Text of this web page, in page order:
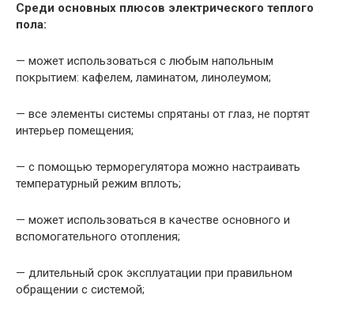
Среди основных плюсов электрического теплого
пола:
— может использоваться с любым напольным
покрытием: кафелем, ламинатом, линолеумом;
— все элементы системы спрятаны от глаз, не портят
интерьер помещения;
— с помощью терморегулятора можно настраивать
температурный режим вплоть;
— может использоваться в качестве основного и
вспомогательного отопления;
— длительный срок эксплуатации при правильном
обращении с системой;